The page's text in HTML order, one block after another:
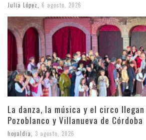
Julia López 6 agosto, 2026
La danza, la música y el circo
Pozoblanco y Villanueva de Córdoba
hoyaldia 3 agosto, 2026